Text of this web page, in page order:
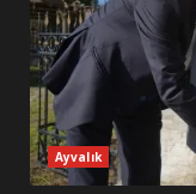
1
Ayvalık